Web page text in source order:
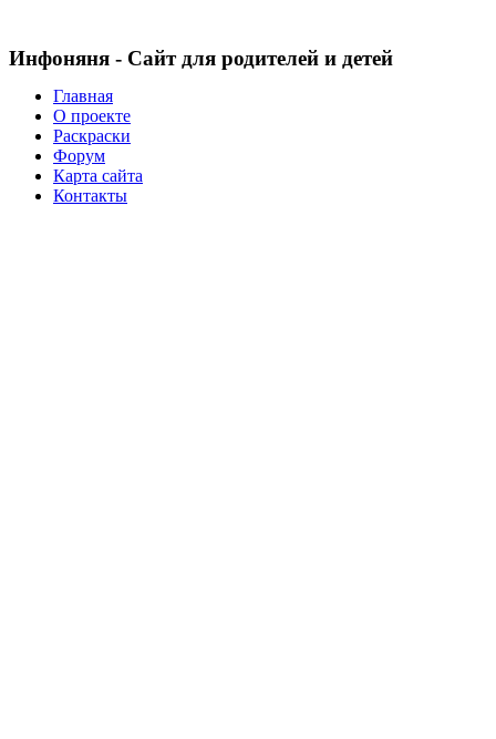
Инфоняня - Сайт для родителей и детей
Главная
О проекте
Раскраски
Форум
Карта сайта
Контакты